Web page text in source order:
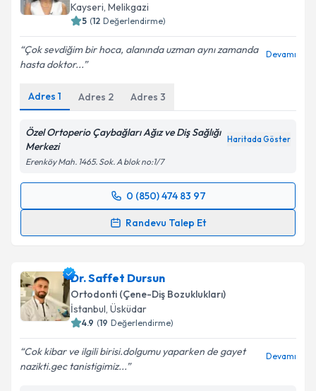
Kişisel verilerimin işlenmesine ilişkinAydınlatma
Metni
Kayseri, Melikgazi
5 (12 Değerlendirme)
Çok sevdiğim bir hoca, alanında uzman aynı zamanda
hasta doktor...
Devamı
Adres 1 Adres 2 Adres 3
Özel Ortoperio Çaybağları Ağız ve Diş Sağlığı
Merkezi
Haritada Göster
Erenköy Mah. 1465. Sok. A blok no:1/7
0 (850) 474 83 97
Randevu Talep Et
Randevu Takvimi Talebi
almanız için bir takvim hazırlandığında e-posta ile
bilgilendireceğiz.
E-posta Adresiniz
Dr. Saffet Dursun
Ortodonti (Çene-Diş Bozuklukları)
İstanbul, Üsküdar
4.9 (19 Değerlendirme)
Cok kibar ve ilgili birisi.dolgumu yaparken de gayet
nazikti.gec tanistigimiz...
Devamı